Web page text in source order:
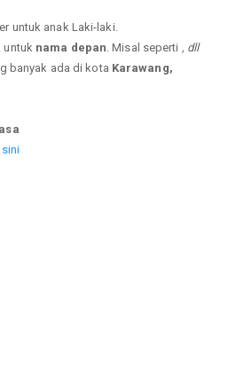
untuk anak Laki-laki.
untuk nama depan . Misal seperti , dll
banyak ada di kota Karawang,